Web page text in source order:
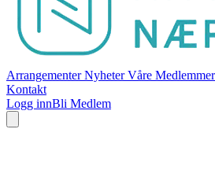
ArrangementerNyheterVåre Medlemmer
Kontakt
Logg innBli Medlem